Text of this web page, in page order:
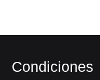
Condiciones